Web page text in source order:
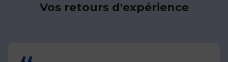
Vos retours d'expérience